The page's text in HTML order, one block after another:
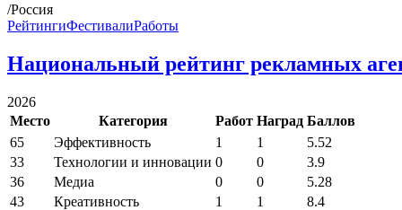
/Россия
РейтингиФестивалиРаботы
Национальный рейтинг рекламных
2026
Место
Категория Работ Наград Баллов
65
Эффективность 1 1
5.52
33
Технологии и инновации 0 0
3.9
36
Медиа 0 0
5.28
43
Креативность 1 1
8.4